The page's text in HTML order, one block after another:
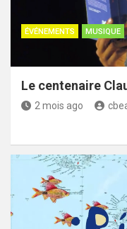
ÉVÉNEMENTS MUSIQUE
Le centenaire
2 mois ago